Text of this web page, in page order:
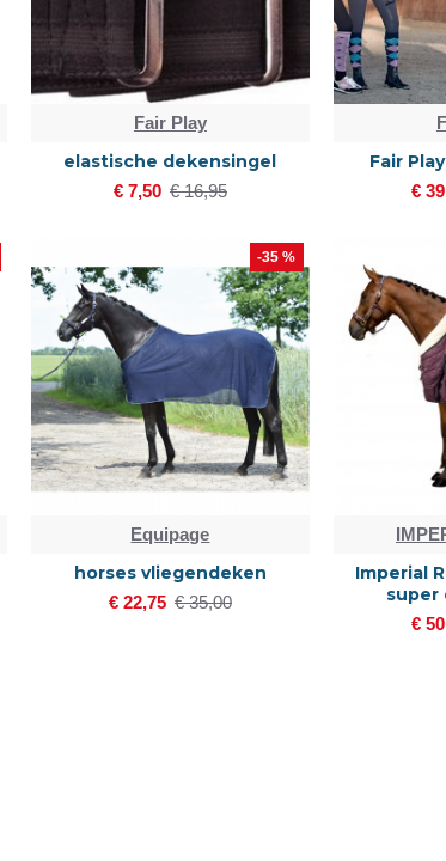
Fair Play
elastische dekensingel
€ 7,50 € 16,95
Fair
€
-35 %
Equipage
horses vliegendeken
€ 22,75 € 35,00
Imperial
super
€